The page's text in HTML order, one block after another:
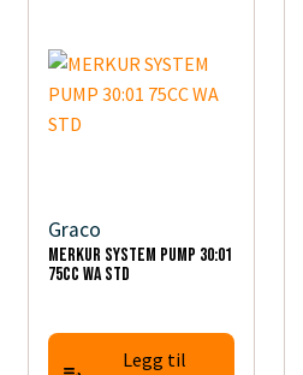
Graco
MERKUR SYSTEM PUMP 30:01
75CC WA STD
Legg til